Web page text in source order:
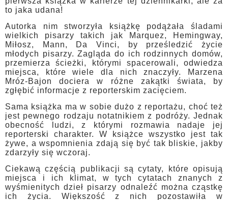
to jaka udana!
Autorka nim stworzyła książkę podążała śladami
wielkich pisarzy takich jak Marquez, Hemingway,
Miłosz, Mann, Da Vinci, by prześledzić życie
młodych pisarzy. Zagląda do ich rodzinnych domów,
przemierza ścieżki, którymi spacerowali, odwiedza
miejsca, które wiele dla nich znaczyły. Marzena
Mróz-Bajon dociera w różne zakątki świata, by
zgłębić informacje z reporterskim zacięciem.
Sama książka ma w sobie dużo z reportażu, choć też
jest pewnego rodzaju notatnikiem z podróży. Jednak
obecność ludzi, z którymi rozmawia nadaje jej
reporterski charakter. W książce wszystko jest tak
żywe, a wspomnienia zdają się być tak bliskie, jakby
zdarzyły się wczoraj.
Ciekawą częścią publikacji są cytaty, które opisują
miejsca i ich klimat, w tych cytatach znanych z
wyśmienitych dzieł pisarzy odnaleźć można cząstkę
ich życia. Większość z nich pozostawiła w